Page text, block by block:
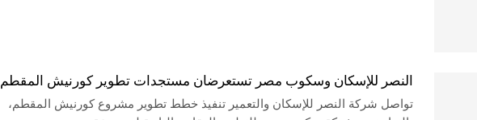
النصر للإسكان وسكوب مصر تستعرضان مستجدات تطوير كورنيش المقطم
تواصل شركة النصر للإسكان والتعمير تنفيذ خطط تطوير مشروع كورنيش المقطم،